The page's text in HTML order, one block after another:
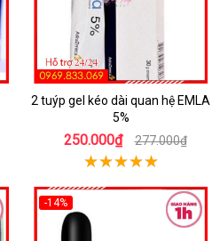
2 tuýp gel kéo dài quan hệ EMLA
5%
250.000₫ 277.000₫
-14%